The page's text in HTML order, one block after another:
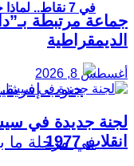
في 7 نقاط.. لماذا خرج تفشي وباء إيبولا عن السيطرة؟
الديمقراطية
أغسطس 8, 2026
لجنة جديدة في
انقلاب 1977